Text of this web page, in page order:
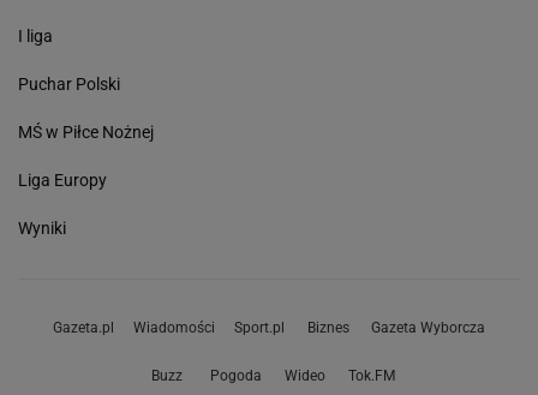
I liga
Puchar Polski
MŚ w Piłce Nożnej
Liga Europy
Wyniki
Gazeta.pl Wiadomości Sport.pl Biznes Gazeta Wyborcza
Buzz Pogoda Wideo Tok.FM